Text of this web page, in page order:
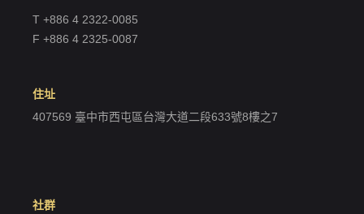
T +886 4 2322-0085
F +886 4 2325-0087
住址
407569 臺中市西屯區台灣大道二段633號8樓之7
社群